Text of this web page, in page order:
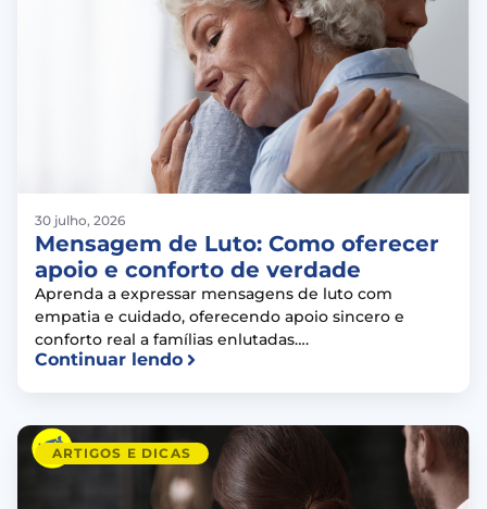
30 julho, 2026
Mensagem de Luto: Como oferecer
apoio e conforto de verdade
Aprenda a expressar mensagens de luto com
empatia e cuidado, oferecendo apoio sincero e
conforto real a famílias enlutadas….
Continuar lendo
ARTIGOS E DICAS